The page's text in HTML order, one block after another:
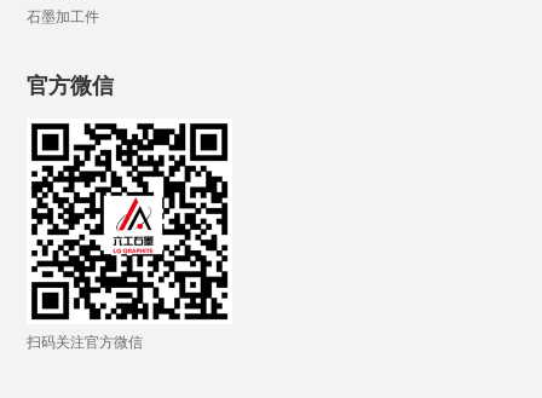
石墨加工件
官方微信
扫码关注官方微信